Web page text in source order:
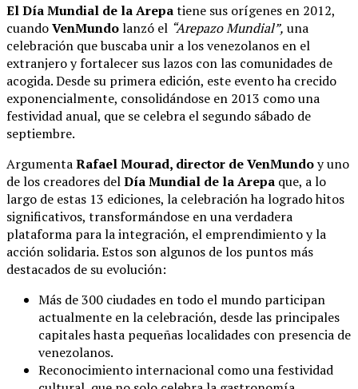
El Día Mundial de la Arepatiene sus orígenes en 2012,
cuandoVenMundolanzó el “Arepazo Mundial”, una
celebración que buscaba unir a los venezolanos en el
extranjero y fortalecer sus lazos con las comunidades de
acogida. Desde su primera edición, este evento ha crecido
exponencialmente, consolidándose en 2013 como una
festividad anual, que se celebra el segundo sábado de
septiembre.
ArgumentaRafael Mourad, director de VenMundoy uno
de los creadores delDía Mundial de la Arepa que, a lo
largo de estas 13 ediciones, la celebración ha logrado hitos
significativos, transformándose en una verdadera
plataforma para la integración, el emprendimiento y la
acción solidaria. Estos son algunos de los puntos más
destacados de su evolución:
Más de 300 ciudades en todo el mundo participan
actualmente en la celebración, desde las principales
capitales hasta pequeñas localidades con presencia de
venezolanos.
Reconocimiento internacional como una festividad